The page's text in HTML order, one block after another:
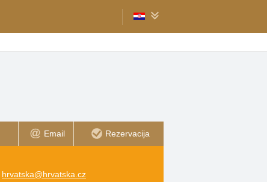
Email Rezervacija
hrvatska@hrvatska.cz